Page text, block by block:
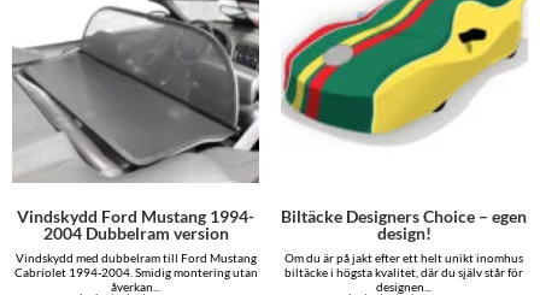
Vindskydd Ford Mustang 1994-
2004 Dubbelram version
Vindskydd med dubbelram till Ford Mustang
Cabriolet 1994-2004. Smidig montering utan
åverkan...
Biltäcke Designers Choice – egen
design!
Om du är på jakt efter ett helt unikt inomhus
biltäcke i högsta kvalitet, där du själv står för
designen...